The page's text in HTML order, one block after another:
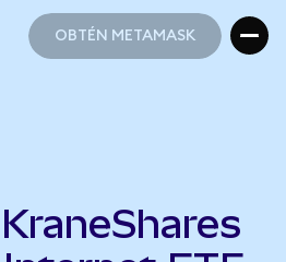
OBTÉN METAMASK